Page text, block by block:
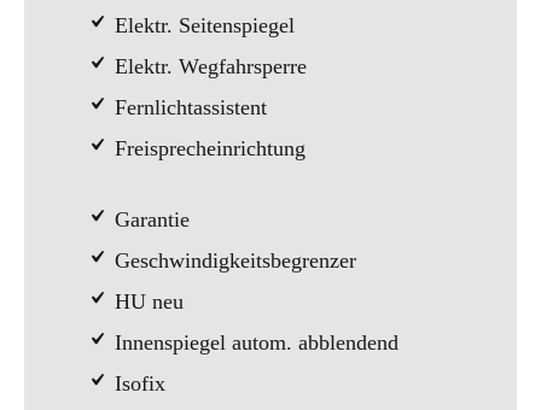
Elektr. Seitenspiegel
Elektr. Wegfahrsperre
Fernlichtassistent
Freisprecheinrichtung
Garantie
Geschwindigkeitsbegrenzer
HU neu
Innenspiegel autom. abblendend
Isofix